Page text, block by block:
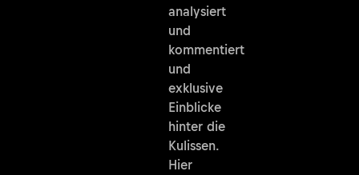
analysiert
und
kommentiert
und
exklusive
Einblicke
hinter die
Kulissen.
Hier